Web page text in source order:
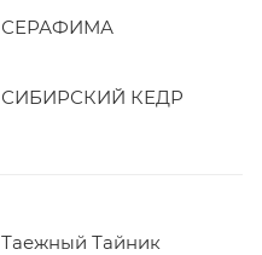
СЕРАФИМА
СИБИРСКИЙ КЕДР
Таежный Тайник